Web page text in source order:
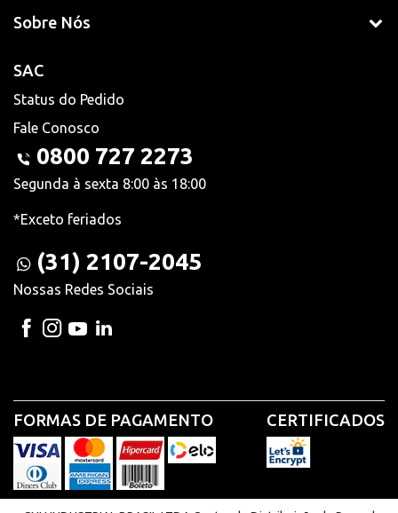
Sobre Nós
SAC
Status do Pedido
Fale Conosco
0800 727 2273
Segunda à sexta 8:00 às 18:00
*Exceto feriados
(31) 2107-2045
Nossas Redes Sociais
FORMAS DE PAGAMENTO CERTIFICADOS